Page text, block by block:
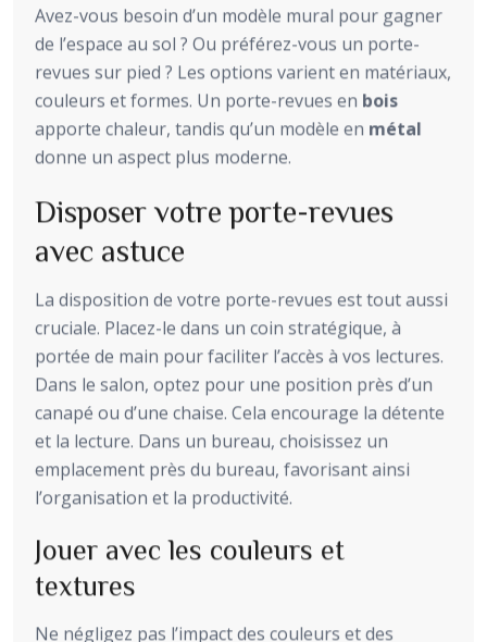
Avez-vous besoin d’un modèle mural pour gagner
de l’espace au sol ? Ou préférez-vous un porte-
revues sur pied ? Les options varient en matériaux,
couleurs et formes. Un porte-revues en bois
apporte chaleur, tandis qu’un modèle en métal
donne un aspect plus moderne.
Disposer votre porte-revues
avec astuce
La disposition de votre porte-revues est tout aussi
cruciale. Placez-le dans un coin stratégique, à
portée de main pour faciliter l’accès à vos lectures.
Dans le salon, optez pour une position près d’un
canapé ou d’une chaise. Cela encourage la détente
et la lecture. Dans un bureau, choisissez un
emplacement près du bureau, favorisant ainsi
l’organisation et la productivité.
Jouer avec les couleurs et
textures
Ne négligez pas l’impact des couleurs et des